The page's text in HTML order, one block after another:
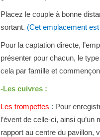
Placez le couple à bonne
sortant. (Cet emplacement
Pour la captation directe,
présenter pour chacun, le
cela par famille et
-Les cuivres :
Les trompettes : Pour
l’évent de celle-ci, ainsi
rapport au centre du pavillon,